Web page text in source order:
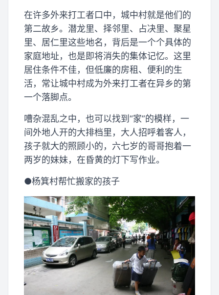
在许多外来打工者口中，城中村就是他们的
第二故乡。潜龙里、择邻里、占决里、聚星
里、居仁里这些地名，背后是一个个具体的
家庭地址，也是即将消失的集体记忆。这里
居住条件不佳，但低廉的房租、便利的生
活，常让城中村成为外来打工者在异乡的第
一个落脚点。
嘈杂混乱之中，也可以找到“家”的模样，一
间外地人开的大排档里，大人招呼着客人，
孩子就大的照顾小的，六七岁的哥哥抱着一
两岁的妹妹，在昏黄的灯下写作业。
●杨箕村帮忙搬家的孩子